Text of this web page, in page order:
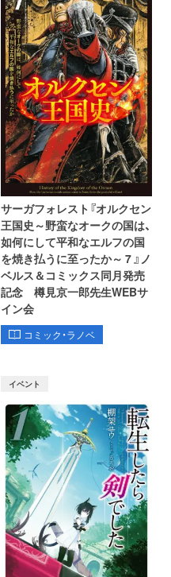
サーガフォレスト『オルクセン
王国史～野蛮なオークの国は、
如何にして平和なエルフの国
を焼き払うに至ったか～ 7 』ノ
ベルス＆コミックス同月発売
記念 樽見京一郎先生WEBサ
イン会
コミック・ラノベ
イベント